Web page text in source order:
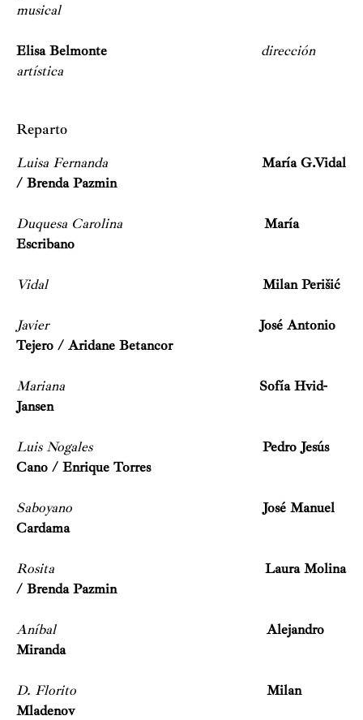
musical
Elisa Belmonte
dirección
artística
Reparto
Luisa Fernanda
María G.Vidal
/ Brenda Pazmin
Duquesa Carolina
María
Escribano
Vidal Milan Perišić
Javier José Antonio
Tejero / Aridane Betancor
Mariana Sofía Hvid-
Jansen
Luis Nogales
Pedro Jesús
Cano / Enrique Torres
Saboyano
José Manuel
Cardama
Rosita
Laura Molina
/ Brenda Pazmin
Aníbal Alejandro
Miranda
D. Florito
Milan
Mladenov